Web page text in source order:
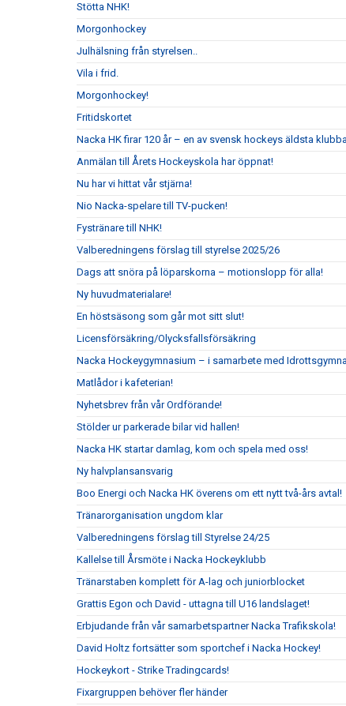
Stötta NHK!
Morgonhockey
Julhälsning från styrelsen..
Vila i frid.
Morgonhockey!
Fritidskortet
Nacka HK firar 120 år – en av svensk hockeys äldsta
Anmälan till Årets Hockeyskola har öppnat!
Nu har vi hittat vår stjärna!
Nio Nacka-spelare till TV-pucken!
Fystränare till NHK!
Valberedningens förslag till styrelse 2025/26
Dags att snöra på löparskorna – motionslopp för alla!
Ny huvudmaterialare!
En höstsäsong som går mot sitt slut!
Licensförsäkring/Olycksfallsförsäkring
Nacka Hockeygymnasium – i samarbete med
Matlådor i kafeterian!
Nyhetsbrev från vår Ordförande!
Stölder ur parkerade bilar vid hallen!
Nacka HK startar damlag, kom och spela med oss!
Ny halvplansansvarig
Boo Energi och Nacka HK överens om ett nytt två-års avtal!
Tränarorganisation ungdom klar
Valberedningens förslag till Styrelse 24/25
Kallelse till Årsmöte i Nacka Hockeyklubb
Tränarstaben komplett för A-lag och juniorblocket
Grattis Egon och David - uttagna till U16 landslaget!
Erbjudande från vår samarbetspartner Nacka Trafikskola!
David Holtz fortsätter som sportchef i Nacka Hockey!
Hockeykort - Strike Tradingcards!
Fixargruppen behöver fler händer